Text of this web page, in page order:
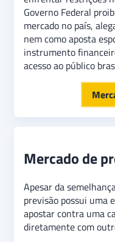
Governo Federal
mercado no país,
nem como aposta
instrumento
acesso ao público
Mercado de
Apesar da
previsão possui uma
apostar contra uma
diretamente com